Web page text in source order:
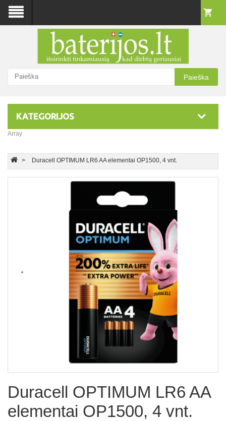
Paieška
KATEGORIJOS
Array
Duracell OPTIMUM LR6 AA elementai OP1500, 4 vnt.
Duracell OPTIMUM LR6 AA
elementai OP1500, 4 vnt.